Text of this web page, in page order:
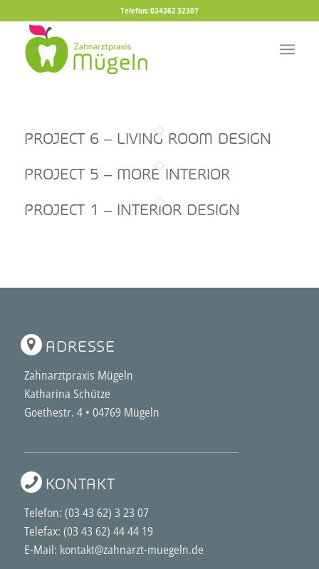
Telefon: 034362 32307
PROJECT 6 – LIVING ROOM DESIGN
PROJECT 5 – MORE INTERIOR
PROJECT 1 – INTERIOR DESIGN
ADRESSE
Zahnarztpraxis Mügeln
Katharina Schütze
Goethestr. 4 • 04769 Mügeln
KONTAKT
Telefon: (03 43 62) 3 23 07
Telefax: (03 43 62) 44 44 19
E-Mail: kontakt@zahnarzt-muegeln.de